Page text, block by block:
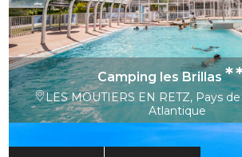
Camping les Brillas
LES MOUTIERS EN RETZ, Pays
Atlantique